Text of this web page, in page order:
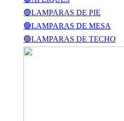
🟢LAMPARAS DE PIE
🟢LAMPARAS DE MESA
🟢LAMPARAS DE TECHO